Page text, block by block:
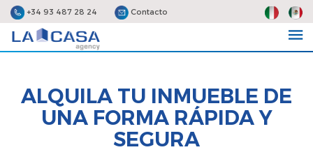
+34 93 487 28 24 Contacto
ALQUILA TU INMUEBLE DE
UNA FORMA RÁPIDA Y
SEGURA